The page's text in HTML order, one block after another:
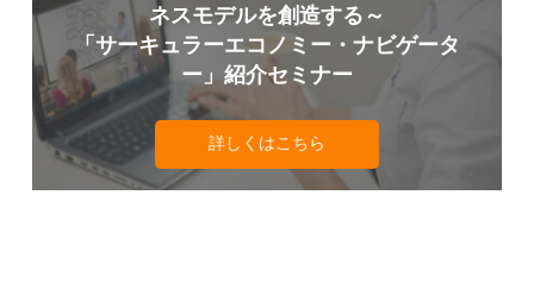
ネスモデルを創造する～
「サーキュラーエコノミー・ナビゲータ
ー」紹介セミナー
詳しくはこちら